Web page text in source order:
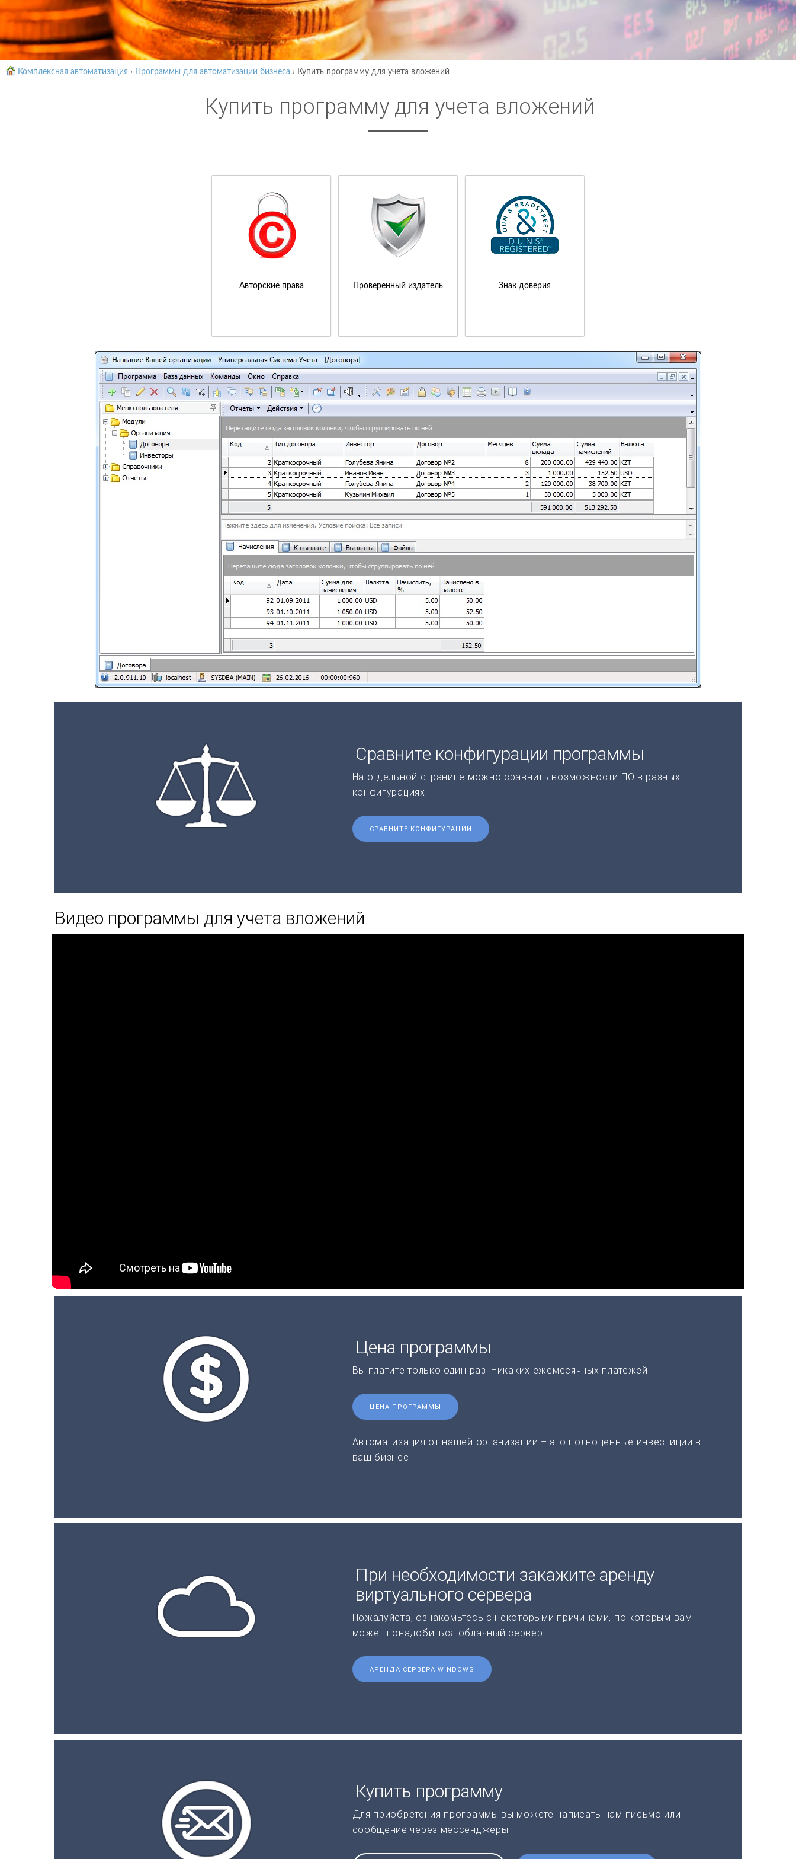
Комплексная автоматизация › Программы для автоматизации бизнеса › Купить программу для учета вложений
Купить программу для учета вложений
Авторские права Проверенный издатель Знак доверия
Сравните конфигурации программы
На отдельной странице можно сравнить возможности ПО в разных
конфигурациях.
СРАВНИТЕ КОНФИГУРАЦИИ
Видео программы для учета вложений
Цена программы
Вы платите только один раз. Никаких ежемесячных платежей!
ЦЕНА ПРОГРАММЫ
Автоматизация от нашей организации – это полноценные инвестиции в
ваш бизнес!
При необходимости закажите аренду
виртуального сервера
Пожалуйста, ознакомьтесь с некоторыми причинами, по которым вам
может понадобиться облачный сервер.
АРЕНДА СЕРВЕРА WINDOWS
Купить программу
Для приобретения программы вы можете написать нам письмо или
сообщение через мессенджеры